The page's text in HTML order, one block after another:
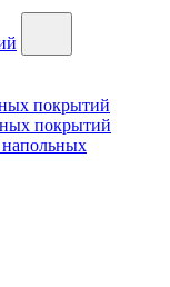
покрытий
покрытий
напольных